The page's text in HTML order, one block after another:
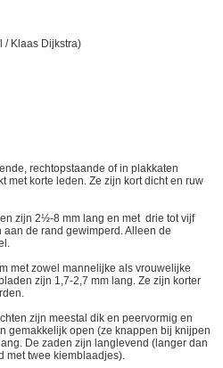
/ Klaas Dijkstra)
rechtopstaande of in plakkaten
met korte leden. Ze zijn kort dicht en ruw
zijn 2½-8 mm lang en met drie tot vijf
de rand gewimperd. Alleen de
met zowel mannelijke als vrouwelijke
zijn 1,7-2,7 mm lang. Ze zijn korter
zijn meestal dik en peervormig en
gemakkelijk open (ze knappen bij knijpen
De zaden zijn langlevend (langer dan
met twee kiemblaadjes).